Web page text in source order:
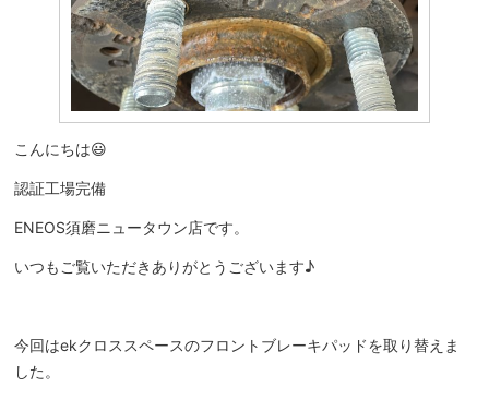
こんにちは😃
認証工場完備
ENEOS須磨ニュータウン店です。
いつもご覧いただきありがとうございます♪
今回はekクロススペースのフロントブレーキパッドを取り替えま
した。